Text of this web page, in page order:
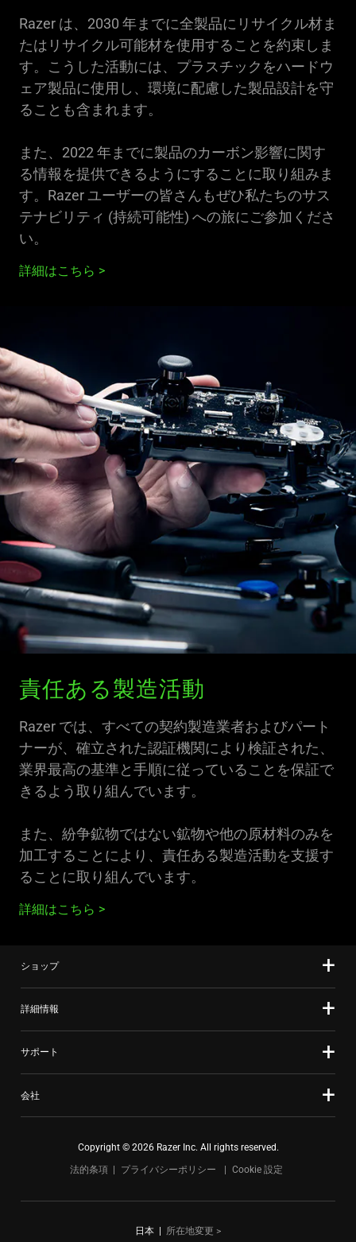
Razer は、2030 年までに全製品にリサイクル材ま
たはリサイクル可能材を使用することを約束しま
す。こうした活動には、プラスチックをハードウ
ェア製品に使用し、環境に配慮した製品設計を守
ることも含まれます。
また、2022 年までに製品のカーボン影響に関す
る情報を提供できるようにすることに取り組みま
す。Razer ユーザーの皆さんもぜひ私たちのサス
テナビリティ (持続可能性) への旅にご参加くださ
い。
詳細はこちら
責任ある製造活動
Razer では、すべての契約製造業者およびパート
ナーが、確立された認証機関により検証された、
業界最高の基準と手順に従っていることを保証で
きるよう取り組んでいます。
また、紛争鉱物ではない鉱物や他の原材料のみを
加工することにより、責任ある製造活動を支援す
ることに取り組んでいます。
詳細はこちら
ショップ
詳細情報
サポート
会社
Copyright © 2026 Razer Inc. All rights reserved.
法的条項
プライバシーポリシー Cookie 設定
日本 所在地変更 >